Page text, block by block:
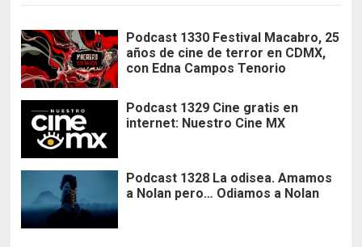
Podcast 1330 Festival Macabro, 25
años de cine de terror en CDMX,
con Edna Campos Tenorio
Podcast 1329 Cine gratis en
internet: Nuestro Cine MX
Podcast 1328 La odisea. Amamos
a Nolan pero… Odiamos a Nolan